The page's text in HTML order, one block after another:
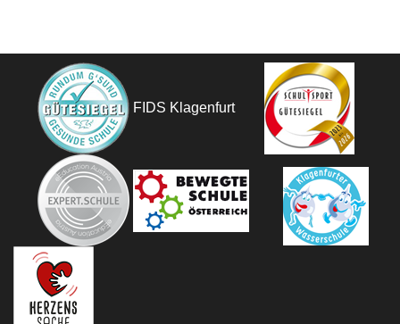
FIDS Klagenfurt